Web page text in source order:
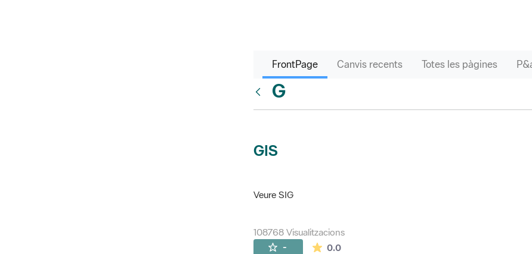
FrontPage Canvis recents Totes les pàgines
G
GIS
Veure SIG
108768 Visualitzacions
- 0.0La mitjana de les valoracions és de 0 estrelles de